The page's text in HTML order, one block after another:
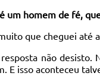
um homem de fé,
que cheguei até
não
E isso aconteceu